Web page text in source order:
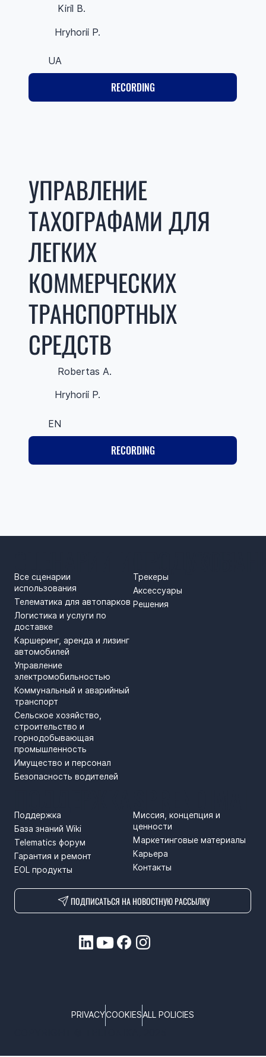
Kiril B.
Hryhorii P.
UA
RECORDING
УПРАВЛЕНИЕ
ТАХОГРАФАМИ ДЛЯ
ЛЕГКИХ
КОММЕРЧЕСКИХ
ТРАНСПОРТНЫХ
СРЕДСТВ
Robertas A.
Hryhorii P.
EN
RECORDING
Все сценарии
использования
Телематика для автопарков
Логистика и услуги по
доставке
Каршеринг, аренда и лизинг
автомобилей
Управление
электромобильностью
Коммунальный и аварийный
транспорт
Сельское хозяйство,
строительство и
горнодобывающая
промышленность
Имущество и персонал
Безопасность водителей
Трекеры
Аксессуары
Решения
Миссия, концепция и
ценности
Маркетинговые материалы
Карьера
Контакты
Поддержка
База знаний Wiki
Telematics форум
Гарантия и ремонт
EOL продукты
ПОДПИСАТЬСЯ НА НОВОСТНУЮ РАССЫЛКУ
PRIVACYCOOKIESALL POLICIES